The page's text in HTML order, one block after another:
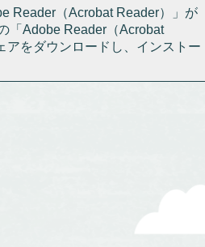
Reader（Acrobat Reader）」が
「Adobe Reader（Acrobat
アをダウンロードし、インストー